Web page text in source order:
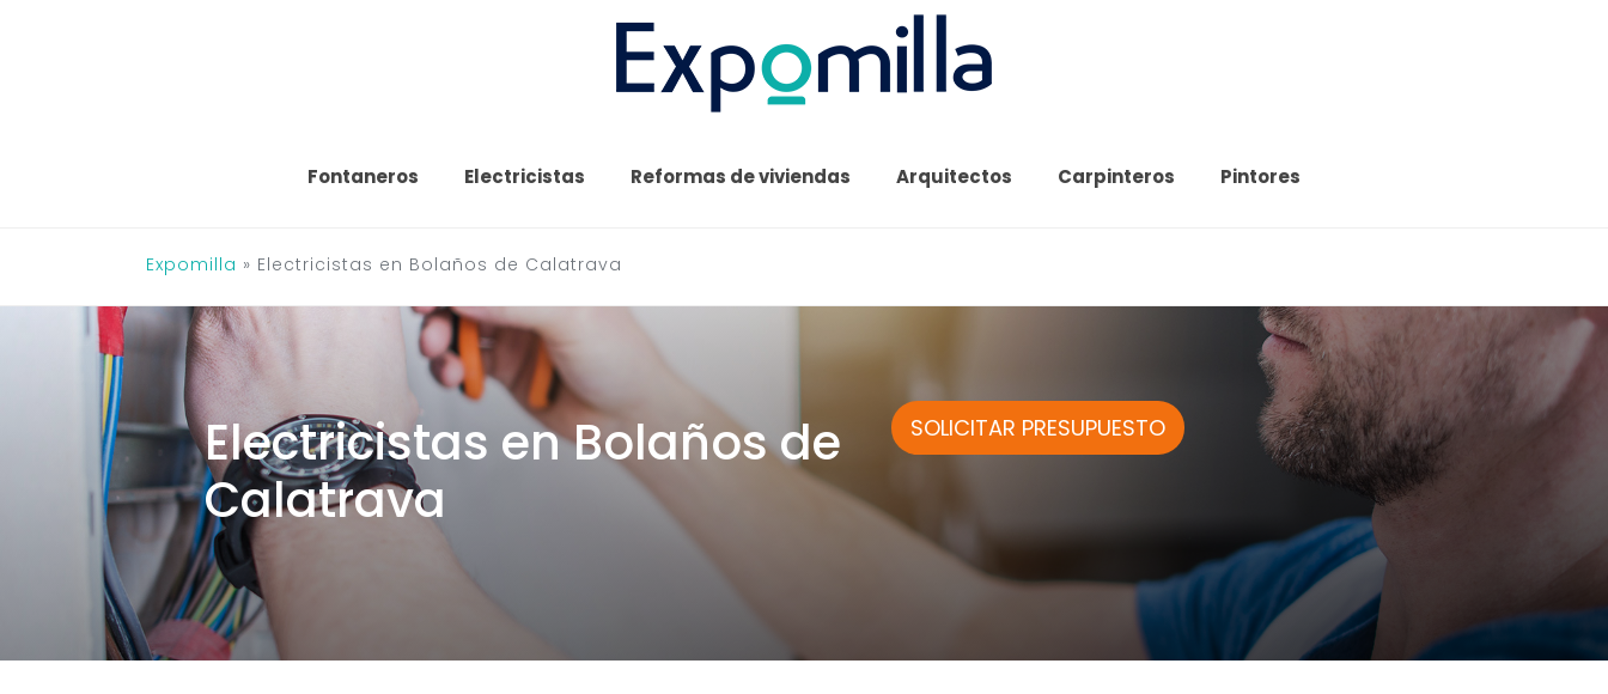
Fontaneros Electricistas Reformas de viviendas Arquitectos Carpinteros Pintores
Expomilla » Electricistas en Bolaños de Calatrava
Electricistas en Bolaños de
Calatrava
SOLICITAR PRESUPUESTO